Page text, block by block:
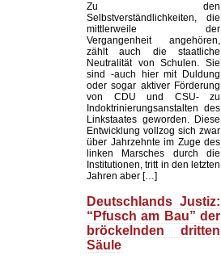
Zu den
Selbstverständlichkeiten, die
mittlerweile der
Vergangenheit angehören,
zählt auch die staatliche
Neutralität von Schulen. Sie
sind -auch hier mit Duldung
oder sogar aktiver Förderung
von CDU und CSU- zu
Indoktrinierungsanstalten des
Linkstaates geworden. Diese
Entwicklung vollzog sich zwar
über Jahrzehnte im Zuge des
linken Marsches durch die
Institutionen, tritt in den letzten
Jahren aber […]
Deutschlands Justiz:
“Pfusch am Bau” der
bröckelnden dritten
Säule